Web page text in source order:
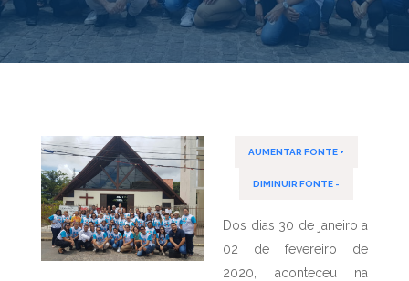
AUMENTAR FONTE +
DIMINUIR FONTE -
Dos dias 30 de janeiro a
02 de fevereiro de
2020, aconteceu na